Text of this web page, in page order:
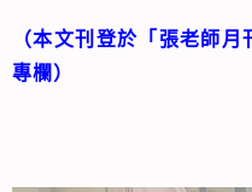
（本文刊登於「張老師月
專欄）